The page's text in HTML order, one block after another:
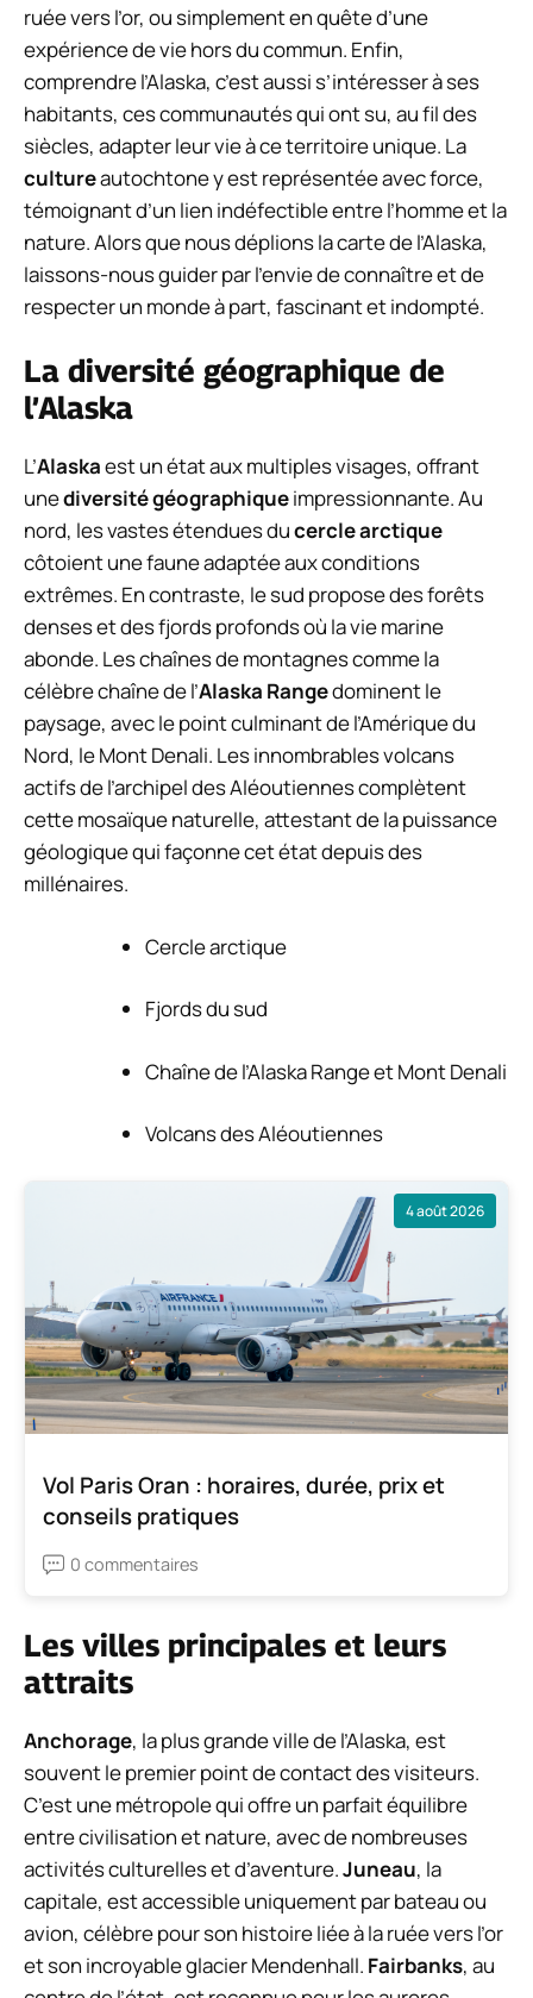
ruée vers l’or, ou simplement en quête d’une
expérience de vie hors du commun. Enfin,
comprendre l’Alaska, c’est aussi s’intéresser à ses
habitants, ces communautés qui ont su, au fil des
siècles, adapter leur vie à ce territoire unique. La
cultureautochtone y est représentée avec force,
témoignant d’un lien indéfectible entre l’homme et la
nature. Alors que nous déplions la carte de l’Alaska,
laissons-nous guider par l’envie de connaître et de
respecter un monde à part, fascinant et indompté.
La diversité géographique de
l’Alaska
L’Alaskaest un état aux multiples visages, offrant
unediversité géographiqueimpressionnante. Au
nord, les vastes étendues ducercle arctique
côtoient une faune adaptée aux conditions
extrêmes. En contraste, le sud propose des forêts
denses et des fjords profonds où la vie marine
abonde. Les chaînes de montagnes comme la
célèbre chaîne de l’Alaska Rangedominent le
paysage, avec le point culminant de l’Amérique du
Nord, le Mont Denali. Les innombrables volcans
actifs de l’archipel des Aléoutiennes complètent
cette mosaïque naturelle, attestant de la puissance
géologique qui façonne cet état depuis des
millénaires.
Cercle arctique
Fjords du sud
Chaîne de l’Alaska Range et Mont Denali
Volcans des Aléoutiennes
4 août 2026
Vol Paris Oran : horaires, durée, prix et
conseils pratiques
0 commentaires
Les villes principales et leurs
attraits
Anchorage, la plus grande ville de l’Alaska, est
souvent le premier point de contact des visiteurs.
C’est une métropole qui offre un parfait équilibre
entre civilisation et nature, avec de nombreuses
activités culturelles et d’aventure.Juneau, la
capitale, est accessible uniquement par bateau ou
avion, célèbre pour son histoire liée à la ruée vers l’or
et son incroyable glacier Mendenhall. Fairbanks, au